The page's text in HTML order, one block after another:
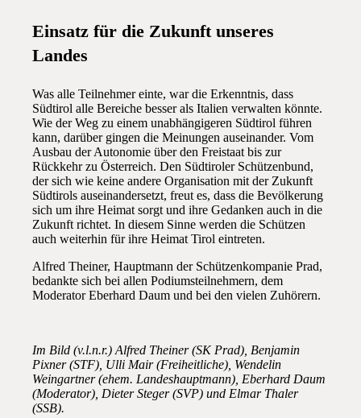
Einsatz für die Zukunft unseres
Landes
Was alle Teilnehmer einte, war die Erkenntnis, dass
Südtirol alle Bereiche besser als Italien verwalten könnte.
Wie der Weg zu einem unabhängigeren Südtirol führen
kann, darüber gingen die Meinungen auseinander. Vom
Ausbau der Autonomie über den Freistaat bis zur
Rückkehr zu Österreich. Den Südtiroler Schützenbund,
der sich wie keine andere Organisation mit der Zukunft
Südtirols auseinandersetzt, freut es, dass die Bevölkerung
sich um ihre Heimat sorgt und ihre Gedanken auch in die
Zukunft richtet. In diesem Sinne werden die Schützen
auch weiterhin für ihre Heimat Tirol eintreten.
Alfred Theiner, Hauptmann der Schützenkompanie Prad,
bedankte sich bei allen Podiumsteilnehmern, dem
Moderator Eberhard Daum und bei den vielen Zuhörern.
Im Bild (v.l.n.r.) Alfred Theiner (SK Prad), Benjamin
Pixner (STF), Ulli Mair (Freiheitliche), Wendelin
Weingartner (ehem. Landeshauptmann), Eberhard Daum
(Moderator), Dieter Steger (SVP) und Elmar Thaler
(SSB).